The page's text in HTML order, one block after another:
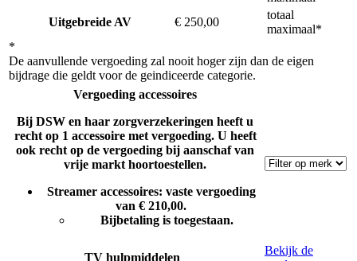
Uitgebreide AV
€ 250,00
totaal
maximaal*
*
De aanvullende vergoeding zal nooit hoger zijn dan de eigen
bijdrage die geldt voor de geindiceerde categorie.
Vergoeding accessoires
Bij DSW en haar zorgverzekeringen heeft u
recht op 1 accessoire met vergoeding. U heeft
ook recht op de vergoeding bij aanschaf van
vrije markt hoortoestellen.
Streamer accessoires: vaste vergoeding
van € 210,00.
Bijbetaling is toegestaan.
TV hulpmiddelen
Bekijk de